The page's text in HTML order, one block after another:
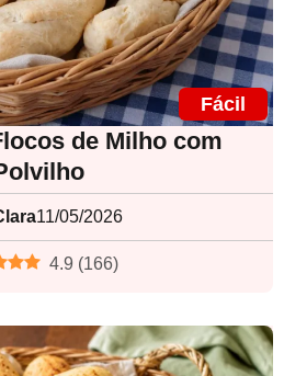
Fácil
de Milho com
11/05/2026
4.9 (166)